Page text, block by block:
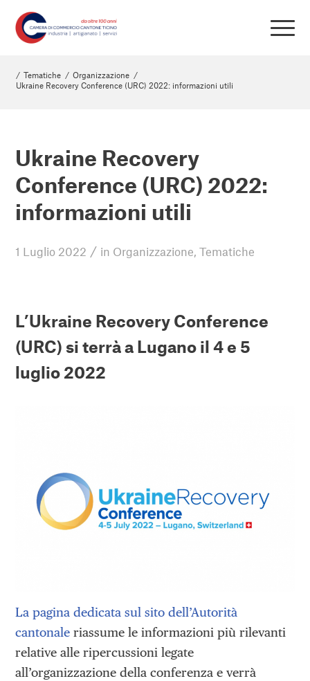
/ Tematiche / Organizzazione /
Ukraine Recovery Conference (URC) 2022: informazioni utili
Ukraine Recovery
Conference (URC) 2022:
informazioni utili
1 Luglio 2022 / in Organizzazione,Tematiche
L’Ukraine Recovery Conference
(URC) si terrà a Lugano il 4 e 5
luglio 2022
La pagina dedicata sul sito dell’Autorità
cantonale riassume le informazioni più rilevanti
relative alle ripercussioni legate
all’organizzazione della conferenza e verrà